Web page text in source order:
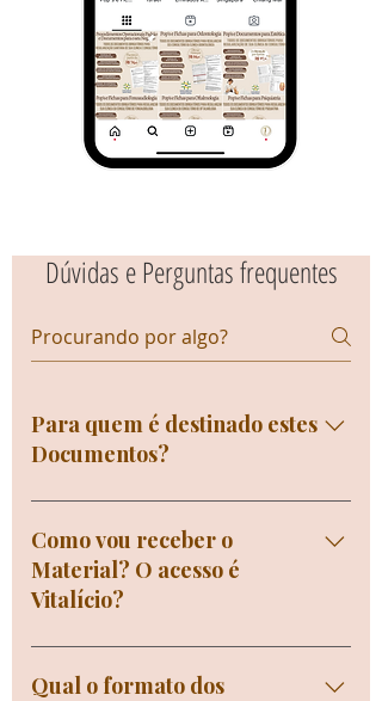
Dúvidas e Perguntas frequentes
Para quem é destinado estes
Documentos?
Para Profissionais e Empresários
que precisam Padronizar suas
rotinas Administrativas,
Procedimentos, Limpeza e
adequar as exigências da Vigilância
Sanitária e ter todos seus
Como vou receber o
Material? O acesso é
Vitalício?
Você receberá o acesso aos
Documentos imediatamente em
Qual o formato dos